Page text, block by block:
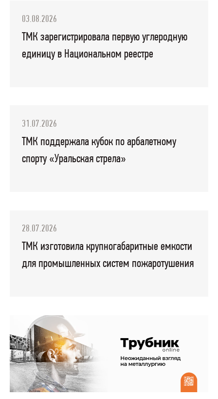
03.08.2026
ТМК зарегистрировала первую углеродную
единицу в Национальном реестре
31.07.2026
ТМК поддержала кубок по арбалетному
спорту «Уральская стрела»
28.07.2026
ТМК изготовила крупногабаритные емкости
для промышленных систем пожаротушения